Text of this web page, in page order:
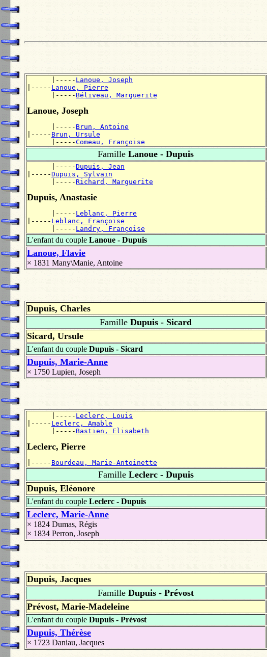
      |-----
Lanoue, Joseph
|----- Lanoue, Pierre
      |-----
Béliveau, Marguerite
Lanoue, Joseph
      |-----
Brun, Antoine
|----- Brun, Ursule
      |-----
Comeau, Françoise
Famille Lanoue - Dupuis
      |-----
Dupuis, Jean
|-----Dupuis, Sylvain
      |-----
Richard, Marguerite
Dupuis, Anastasie
      |-----
Leblanc, Pierre
|----- Leblanc, Françoise
      |-----
Landry, Françoise
L'enfant du couple Lanoue - Dupuis
Lanoue, Flavie
× 1831 Many\Manie, Antoine
Dupuis, Charles
Famille Dupuis - Sicard
Sicard, Ursule
L'enfant du couple Dupuis - Sicard
Dupuis, Marie-Anne
× 1750 Lupien, Joseph
      |-----
Leclerc, Louis
|----- Leclerc, Amable
      |-----
Bastien, Elisabeth
Leclerc, Pierre
|----- Bourdeau, Marie-Antoinette
FamilleLeclerc - Dupuis
Dupuis, Eléonore
L'enfant du couple Leclerc - Dupuis
Leclerc, Marie-Anne
× 1824 Dumas, Régis
× 1834 Perron, Joseph
Dupuis, Jacques
Famille Dupuis - Prévost
Prévost, Marie-Madeleine
L'enfant du couple Dupuis - Prévost
Dupuis, Thérèse
× 1723 Daniau, Jacques